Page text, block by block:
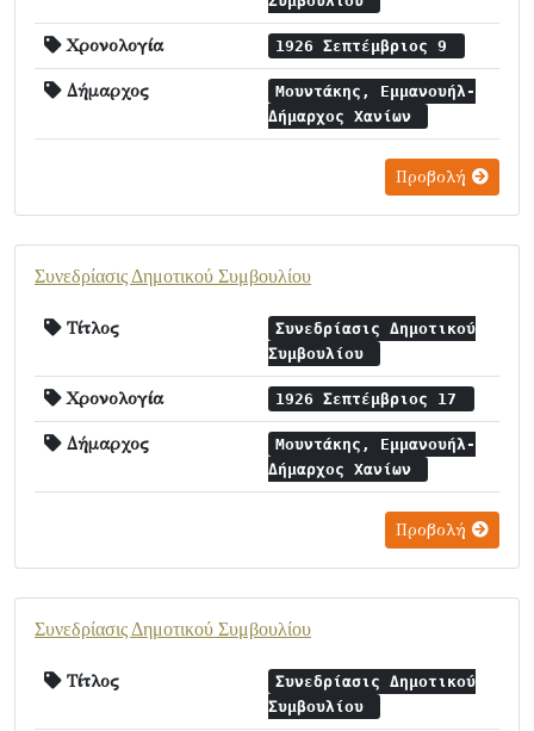
Χρονολογία 1926 Σεπτέμβριος 9
Δήμαρχος
Μουντάκης, Εμμανουήλ-
Δήμαρχος Χανίων
Προβολή
Συνεδρίασις Δημοτικού Συμβουλίου
Τίτλος
Συνεδρίασις Δημοτικού
Συμβουλίου
Χρονολογία 1926 Σεπτέμβριος 17
Δήμαρχος
Μουντάκης, Εμμανουήλ-
Δήμαρχος Χανίων
Προβολή
Συνεδρίασις Δημοτικού Συμβουλίου
Τίτλος
Συνεδρίασις Δημοτικού
Συμβουλίου